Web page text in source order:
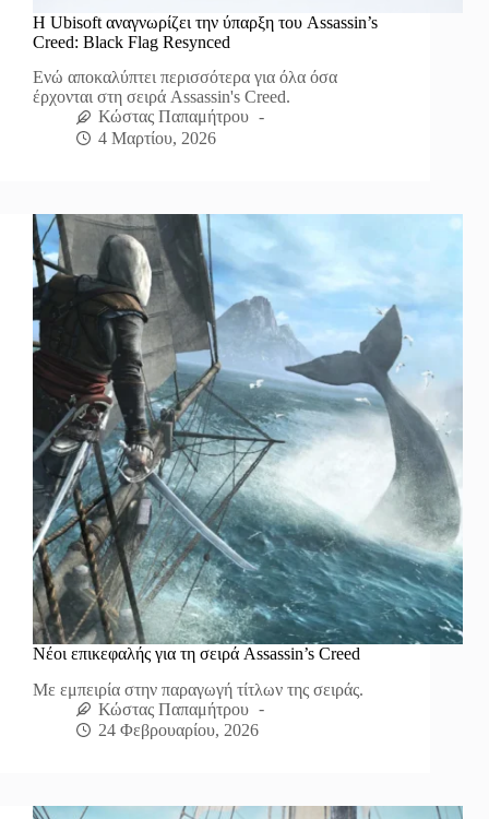
H Ubisoft αναγνωρίζει την ύπαρξη του Assassin’s
Creed: Black Flag Resynced
Ενώ αποκαλύπτει περισσότερα για όλα όσα
έρχονται στη σειρά Assassin's Creed.
Κώστας Παπαμήτρου
4 Μαρτίου, 2026
Νέοι επικεφαλής για τη σειρά Assassin’s Creed
Με εμπειρία στην παραγωγή τίτλων της σειράς.
Κώστας Παπαμήτρου
24 Φεβρουαρίου, 2026